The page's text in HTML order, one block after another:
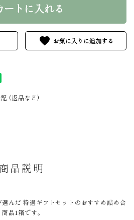
ートに入れる
favorite
(返品など)
品説明
んだ 特選ギフトセットのおすすめ詰め合
品1箱です。